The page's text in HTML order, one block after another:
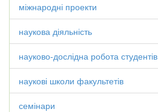
міжнародні проекти
наукова діяльність
науково-дослідна робота студентів
наукові школи факультетів
семінари